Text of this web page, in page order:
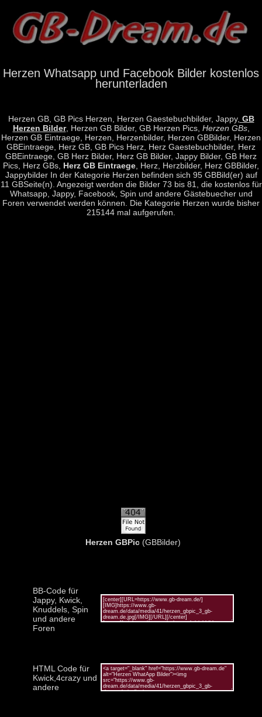
Herzen Whatsapp und Facebook Bilder kostenlos
herunterladen
Herzen GB, GB Pics Herzen, Herzen Gaestebuchbilder, Jappy, GB
Herzen Bilder, Herzen GB Bilder, GB Herzen Pics, Herzen GBs,
Herzen GB Eintraege, Herzen, Herzenbilder, Herzen GBBilder, Herzen
GBEintraege, Herz GB, GB Pics Herz, Herz Gaestebuchbilder, Herz
GBEintraege, GB Herz Bilder, Herz GB Bilder, Jappy Bilder, GB Herz
Pics, Herz GBs, Herz GB Eintraege , Herz, Herzbilder, Herz GBBilder,
Jappybilder In der Kategorie Herzen befinden sich 95 GBBild(er) auf
11 GBSeite(n). Angezeigt werden die Bilder 73 bis 81, die kostenlos für
Whatsapp, Jappy, Facebook, Spin und andere Gästebuecher und
Foren verwendet werden können. Die Kategorie Herzen wurde bisher
215144 mal aufgerufen.
Herzen GBPic (GBBilder)
BB-Code für
Jappy, Kwick,
Knuddels, Spin
und andere
Foren
HTML Code für
Kwick,4crazy und
andere